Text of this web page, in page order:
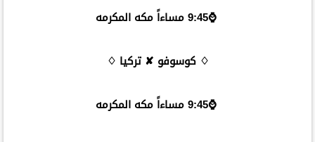
⌚️9:45 مساءاً مكه المكرمه
♢ كوسوفو ✘ تركيا ♢
⌚️9:45 مساءاً مكه المكرمه